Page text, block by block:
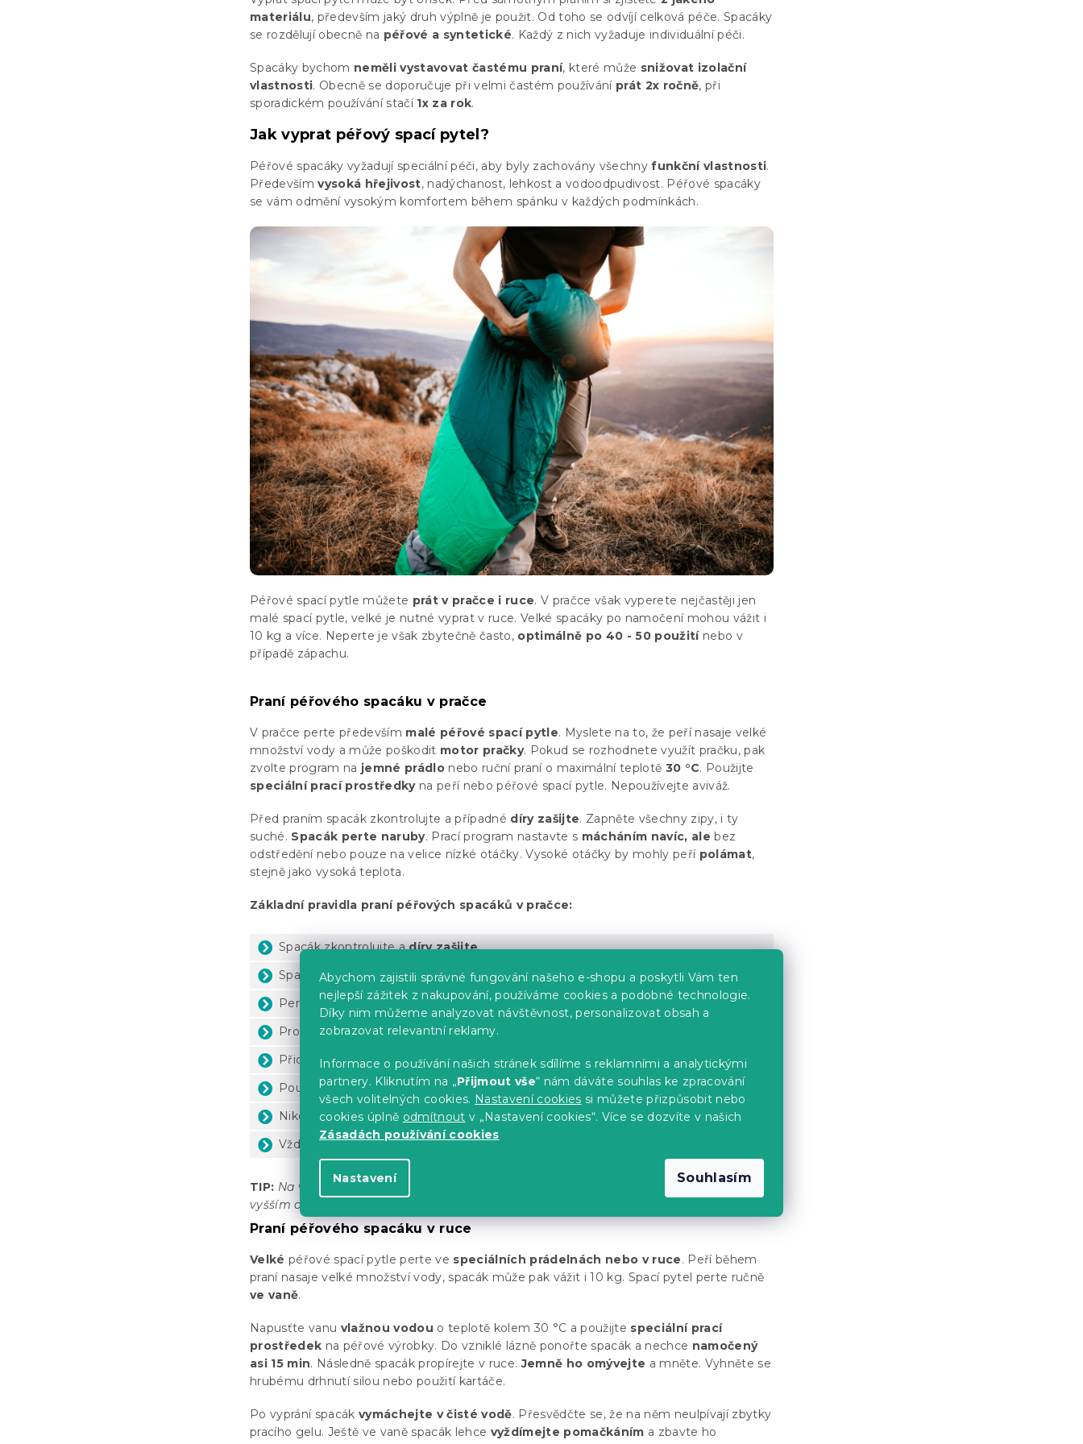
Abychom zajistili správné fungování našeho e-shopu a poskytli Vám ten
nejlepší zážitek z nakupování, používáme cookies a podobné technologie.
Díky nim můžeme analyzovat návštěvnost, personalizovat obsah a
zobrazovat relevantní reklamy.
Informace o používání našich stránek sdílíme s reklamními a analytickými
partnery. Kliknutím na „Přijmout vše“ nám dáváte souhlas ke zpracování
všech volitelných cookies. Nastavení cookies si můžete přizpůsobit nebo
cookies úplně odmítnout v „Nastavení cookies“. Více se dozvíte v našich
Zásadách používání cookies
Nastavení Souhlasím
materiálu, především jaký druh výplně je použit. Od toho se odvíjí celková péče. Spacáky
se rozdělují obecně na péřové a syntetické. Každý z nich vyžaduje individuální péči.
Spacáky bychom neměli vystavovat častému praní, které může snižovat izolační
vlastnosti. Obecně se doporučuje při velmi častém používání prát 2x ročně, při
sporadickém používání stačí 1x za rok.
Jak vyprat péřový spací pytel?
Péřové spacáky vyžadují speciální péči, aby byly zachovány všechnyfunkční vlastnosti.
Předevšímvysoká hřejivost, nadýchanost, lehkost a vodoodpudivost. Péřové spacáky
se vám odmění vysokým komfortem během spánku v každých podmínkách.
Péřové spací pytle můžete prát v pračce i ruce. V pračce však vyperete nejčastěji jen
malé spací pytle, velké je nutné vyprat v ruce. Velké spacáky po namočení mohou vážit i
10 kg a více. Neperte je však zbytečně často, optimálně po 40 - 50 použitínebo v
případě zápachu.
Praní péřového spacáku v pračce
V pračce perte především malé péřové spací pytle. Myslete na to, že peří nasaje velké
množství vody a může poškodit motor pračky. Pokud se rozhodnete využít pračku, pak
zvolte program na jemné prádlo nebo ruční praní o maximální teplotě 30 °C. Použijte
speciální prací prostředkyna peří nebo péřové spací pytle. Nepoužívejte aviváž.
Před praním spacák zkontrolujte a případné díry zašijte. Zapněte všechny zipy, i ty
suché. Spacák perte naruby. Prací program nastavte s mácháním navíc, ale bez
odstředění nebo pouze na velice nízké otáčky. Vysoké otáčky by mohly peří polámat,
stejně jako vysoká teplota.
Základní pravidla praní péřových spacáků v pračce:
Spacák zkontrolujte adíry zašijte.
Spací pytelotočte narubya zapněte všechnyzipy.
Perte na program pro jemné prádlo o maximální teplotě 30 °C.
Program nastavtebez ždímánínebo na nejnižší otáčky.
Přidejte jednomáchání navíc.
Použijtespeciální prací prostředekna praní péřových výrobků.
Nikdy
nepoužívejte aviváž.
Vždy sledujte doporučení od výrobce.
TIP: Na velké spacáky můžete využít
vyšším objemu bubnu.
Praní péřového spacáku v ruce
Velké péřové spací pytle perte ve speciálních prádelnách nebo v ruce. Peří během
praní nasaje velké množství vody, spacák může pak vážit i 10 kg. Spací pytel perte ručně
ve vaně.
Napusťte vanu vlažnou vodou o teplotě kolem 30 °C a použijte speciální prací
prostředek na péřové výrobky. Do vzniklé lázně ponořte spacák a nechce namočený
asi 15 min. Následně spacák propírejte v ruce.Jemně ho omývejte a mněte. Vyhněte se
hrubému drhnutí silou nebo použití kartáče.
Po vyprání spacák vymáchejte v čisté vodě. Přesvědčte se, že na něm neulpívají zbytky
pracího gelu. Ještě ve vaně spacák lehce vyždímejte pomačkáním a zbavte ho